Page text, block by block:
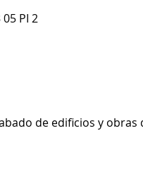
05 PI 2
de edificios y obras